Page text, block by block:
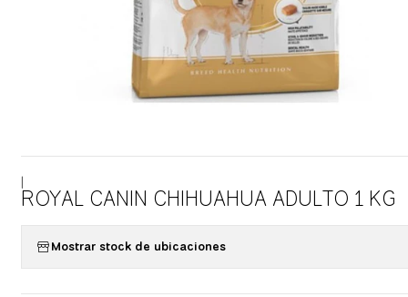
ROYAL CANIN CHIHUAHUA ADULTO 1 KG
Mostrar stock de ubicaciones